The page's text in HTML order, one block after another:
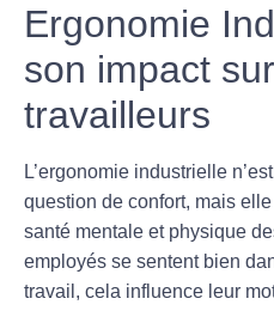
Ergonomie
son impact
travailleurs
L’ergonomie industrielle
question de confort, mais
santé mentale et physique
employés se sentent bien
travail, cela influence leur